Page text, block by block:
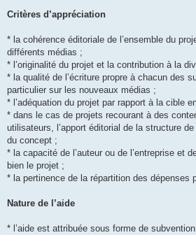
Critères d’appréciation
* la cohérence éditoriale de l’ensemble du
différents médias ;
* l’originalité du projet et la contribution à la
* la qualité de l’écriture propre à chacun des
particulier sur les nouveaux médias ;
* l’adéquation du projet par rapport à la cible
* dans le cas de projets recourant à des
utilisateurs, l’apport éditorial de la structure
du concept ;
* la capacité de l’auteur ou de l’entreprise et
bien le projet ;
* la pertinence de la répartition des dépenses
Nature de l’aide
* l’aide est attribuée sous forme de